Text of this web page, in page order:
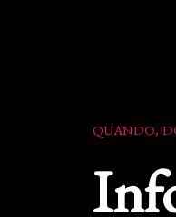
QUANDO,